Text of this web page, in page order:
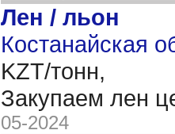
Лен / льон
Костанайская
KZT/тонн,
Закупаем лен
05-2024